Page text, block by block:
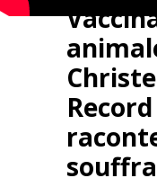
Record